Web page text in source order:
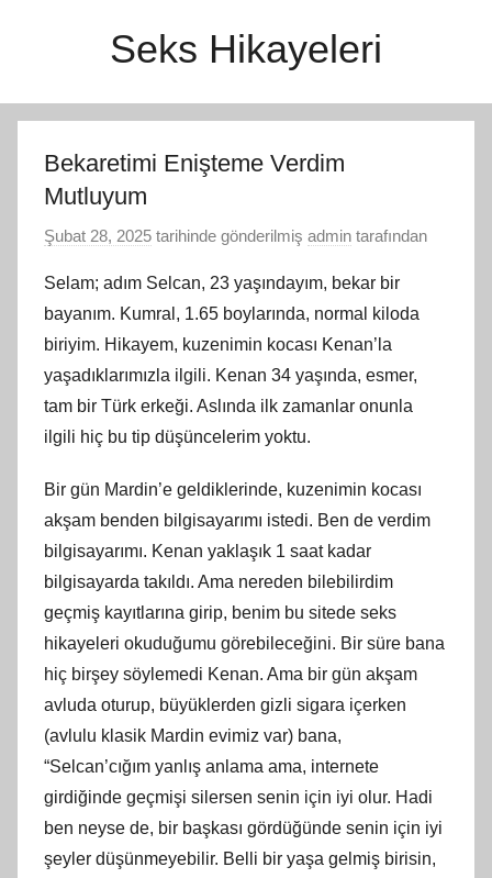
Seks Hikayeleri
Bekaretimi Enişteme Verdim
Mutluyum
Şubat 28, 2025 tarihinde gönderilmiş admin tarafından
Selam; adım Selcan, 23 yaşındayım, bekar bir
bayanım. Kumral, 1.65 boylarında, normal kiloda
biriyim. Hikayem, kuzenimin kocası Kenan’la
yaşadıklarımızla ilgili. Kenan 34 yaşında, esmer,
tam bir Türk erkeği. Aslında ilk zamanlar onunla
ilgili hiç bu tip düşüncelerim yoktu.
Bir gün Mardin’e geldiklerinde, kuzenimin kocası
akşam benden bilgisayarımı istedi. Ben de verdim
bilgisayarımı. Kenan yaklaşık 1 saat kadar
bilgisayarda takıldı. Ama nereden bilebilirdim
geçmiş kayıtlarına girip, benim bu sitede seks
hikayeleri okuduğumu görebileceğini. Bir süre bana
hiç birşey söylemedi Kenan. Ama bir gün akşam
avluda oturup, büyüklerden gizli sigara içerken
(avlulu klasik Mardin evimiz var) bana,
“Selcan’cığım yanlış anlama ama, internete
girdiğinde geçmişi silersen senin için iyi olur. Hadi
ben neyse de, bir başkası gördüğünde senin için iyi
şeyler düşünmeyebilir. Belli bir yaşa gelmiş birisin,